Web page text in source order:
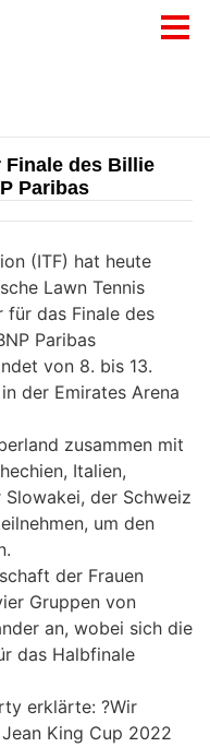
Finale des Billie
Paribas
(ITF) hat heute
Lawn Tennis
für das Finale des
Paribas
von 8. bis 13.
der Emirates Arena
zusammen mit
Italien,
Slowakei, der Schweiz
um den
der Frauen
Gruppen von
an, wobei sich die
das Halbfinale
erklärte: ?Wir
King Cup 2022